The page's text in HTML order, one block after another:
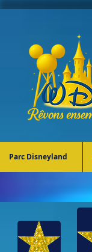
Parc Disneyland